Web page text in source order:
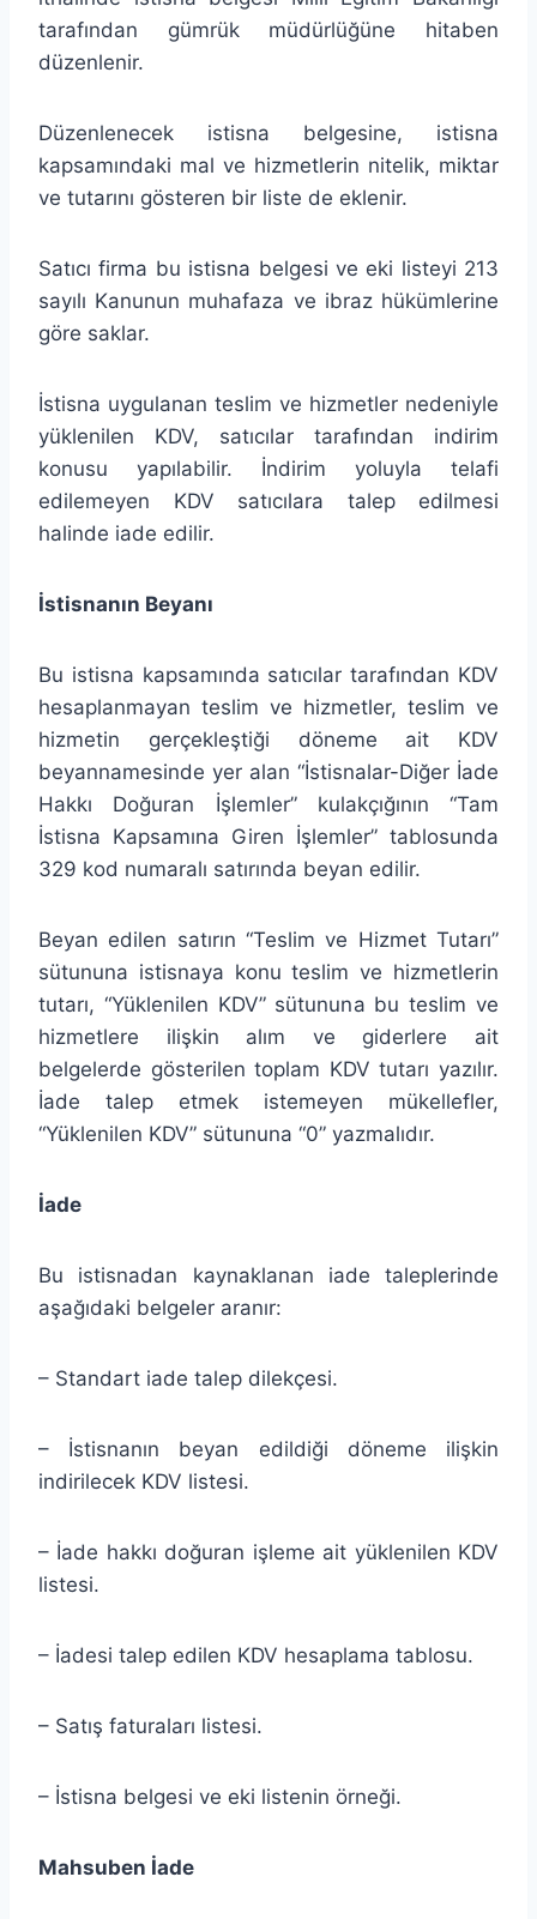
tarafından gümrük müdürlüğüne hitaben
düzenlenir.
Düzenlenecek istisna belgesine, istisna
kapsamındaki mal ve hizmetlerin nitelik, miktar
ve tutarını gösteren bir liste de eklenir.
Satıcı firma bu istisna belgesi ve eki listeyi 213
sayılı Kanunun muhafaza ve ibraz hükümlerine
göre saklar.
İstisna uygulanan teslim ve hizmetler nedeniyle
yüklenilen KDV, satıcılar tarafından indirim
konusu yapılabilir. İndirim yoluyla telafi
edilemeyen KDV satıcılara talep edilmesi
halinde iade edilir.
İstisnanın Beyanı
Bu istisna kapsamında satıcılar tarafından KDV
hesaplanmayan teslim ve hizmetler, teslim ve
hizmetin gerçekleştiği döneme ait KDV
beyannamesinde yer alan “İstisnalar-Diğer İade
Hakkı Doğuran İşlemler” kulakçığının “Tam
İstisna Kapsamına Giren İşlemler” tablosunda
329 kod numaralı satırında beyan edilir.
Beyan edilen satırın “Teslim ve Hizmet Tutarı”
sütununa istisnaya konu teslim ve hizmetlerin
tutarı, “Yüklenilen KDV” sütununa bu teslim ve
hizmetlere ilişkin alım ve giderlere ait
belgelerde gösterilen toplam KDV tutarı yazılır.
İade talep etmek istemeyen mükellefler,
“Yüklenilen KDV” sütununa “0” yazmalıdır.
İade
Bu istisnadan kaynaklanan iade taleplerinde
aşağıdaki belgeler aranır:
– Standart iade talep dilekçesi.
– İstisnanın beyan edildiği döneme ilişkin
indirilecek KDV listesi.
– İade hakkı doğuran işleme ait yüklenilen KDV
listesi.
– İadesi talep edilen KDV hesaplama tablosu.
– Satış faturaları listesi.
– İstisna belgesi ve eki listenin örneği.
Mahsuben İade